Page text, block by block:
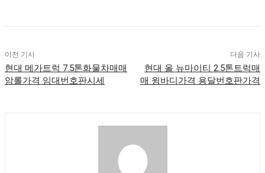
이전 기사
현대 메가트럭 7.5톤화물차매매
암롤가격 임대번호판시세
다음 기사
현대 올 뉴마이티 2.5톤트럭매
매 윙바디가격 용달번호판가격